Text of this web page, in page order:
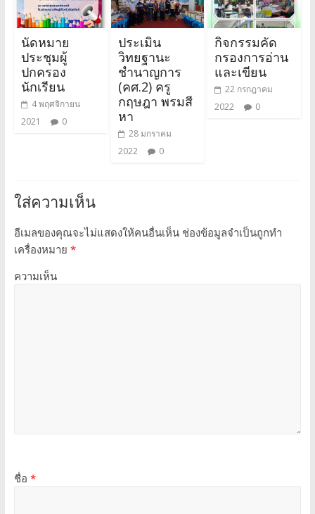
นัดหมาย
ประชุมผู้
ปกครอง
นักเรียน
4 พฤศจิกายน
2021
0
ประเมิน
วิทยฐานะ
ชำนาญการ
(คศ.2) ครู
กฤษฎา พรมสี
หา
28 มกราคม
2022
0
กิจกรรมคัด
กรองการอ่าน
และเขียน
22 กรกฎาคม
2022
0
ใส่ความเห็น
อีเมลของคุณจะไม่แสดงให้คนอื่นเห็นช่องข้อมูลจำเป็นถูกทำ
เครื่องหมาย *
ความเห็น
ชื่อ *